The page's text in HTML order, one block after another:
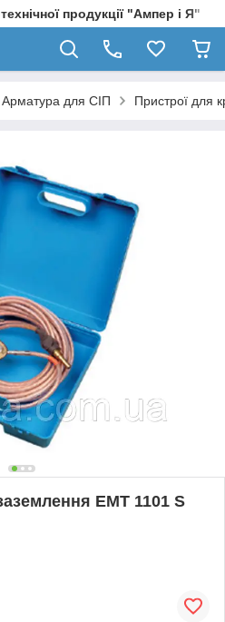
продукції "Ампер і Я"
Арматура для СІП Пристрої для
EMT 1101 S